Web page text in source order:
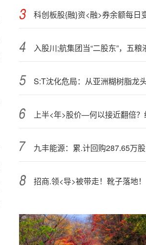
九丰能源：累.计回购287.65万股
招商.领<导>被带走！靴子落地！